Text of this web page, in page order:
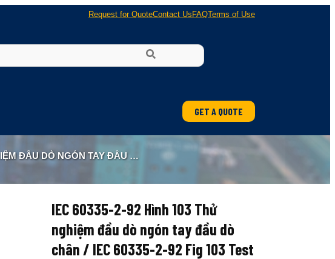
Request for QuoteContact Us FAQTerms of Use
GET A QUOTE
60335-2-92 FIG 103 TEST FINGER PROBE FOOT PROBE HT-U12
IEC 60335-2-92 Hình 103 Thử
nghiệm đầu dò ngón tay đầu dò
chân / IEC 60335-2-92 Fig 103 Test